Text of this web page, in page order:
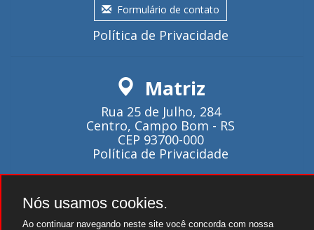
Formulário de contato
Política de Privacidade
Matriz
Rua 25 de Julho, 284
Centro, Campo Bom - RS
CEP 93700-000
Política de Privacidade
Atendimento
Nós usamos cookies.
Ao continuar navegando neste site você concorda com nossa